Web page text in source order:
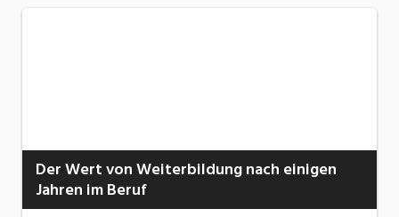
Der Wert von Weiterbildung nach einigen
Jahren im Beruf